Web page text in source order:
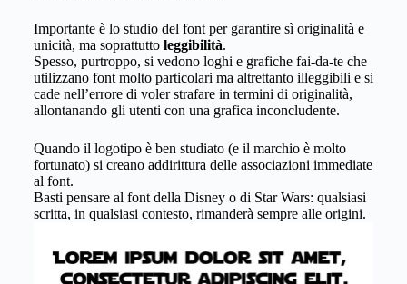
Importante è lo studio del font per garantire sì originalità e
unicità, ma soprattutto leggibilità.
Spesso, purtroppo, si vedono loghi e grafiche fai-da-te che
utilizzano font molto particolari ma altrettanto illeggibili e si
cade nell’errore di voler strafare in termini di originalità,
allontanando gli utenti con una grafica inconcludente.
Quando il logotipo è ben studiato (e il marchio è molto
fortunato) si creano addirittura delle associazioni immediate
al font.
Basti pensare al font della Disney o di Star Wars: qualsiasi
scritta, in qualsiasi contesto, rimanderà sempre alle origini.